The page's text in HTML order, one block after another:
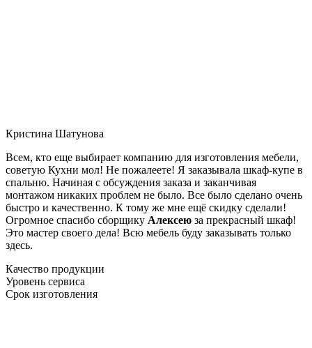
Кристина Шатунова
Всем, кто еще выбирает компанию для изготовления мебели,
советую Кухни мол! Не пожалеете! Я заказывала шкаф-купе в
спальню. Начиная с обсуждения заказа и заканчивая
монтажом никаких проблем не было. Все было сделано очень
быстро и качественно. К тому же мне ещё скидку сделали!
Огромное спасибо сборщику Алексею за прекрасный шкаф!
Это мастер своего дела! Всю мебель буду заказывать только
здесь.
Качество продукции
Уровень сервиса
Срок изготовления